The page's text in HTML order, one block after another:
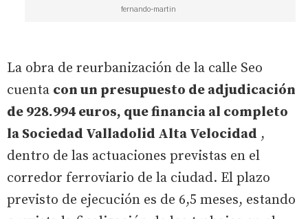
fernando-martin
La obra de reurbanización de la calle Seo
cuenta con un presupuesto de adjudicación
de 928.994 euros, que financia al completo
la Sociedad Valladolid Alta Velocidad ,
dentro de las actuaciones previstas en el
corredor ferroviario de la ciudad. El plazo
previsto de ejecución es de 6,5 meses, estando